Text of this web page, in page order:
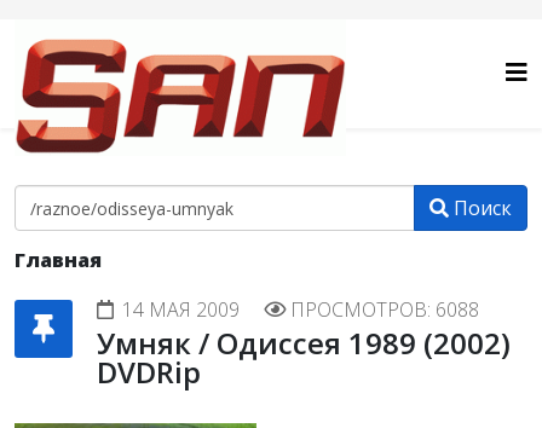
Поиск
Главная
14 МАЯ 2009
ПРОСМОТРОВ: 6088
Умняк / Одиссея 1989 (2002)
DVDRip